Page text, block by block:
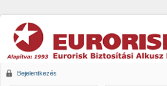
Bejelentkezés